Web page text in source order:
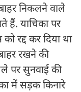
निकलने वाले
हैं. याचिका पर
रद्द कर दिया था
रखने की
पर सुनवाई की
में सड़क किनारे